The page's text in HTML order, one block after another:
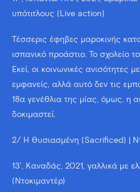
υπότιτλους (Live action)
Τέσσερις έφηβες μαροκινής
ισπανικό προάστιο. Το σχολείο
Εκεί, οι κοινωνικές ανισότητες
εμφανείς, αλλά αυτό δεν τις
18α γενέθλια της μίας, όμως, η
δοκιμαστεί.
2/ Η Θυσιασμένη (Sacrificed) |
13’, Καναδάς, 2021, γαλλικά με
(Ντοκιμαντέρ)